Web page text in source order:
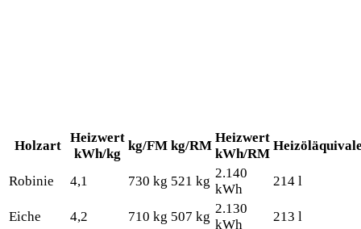
Holzart
Heizwert
kWh/kg
kg/FM kg/RM
Heizwert
kWh/RM
Robinie 4,1 730 kg 521 kg
2.140
kWh
214 l
Eiche 4,2 710 kg 507 kg
2.130
kWh
213 l